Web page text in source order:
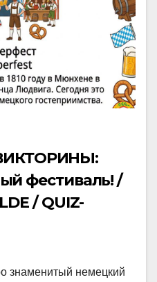
фестиваль! /
/ QUIZ-
знаменитый немецкий